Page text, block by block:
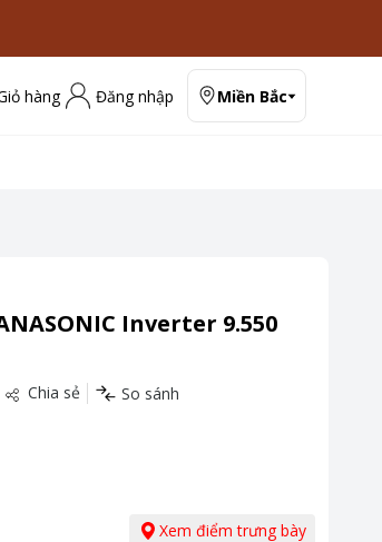
hàng Đăng nhập Miền Bắc
Inverter 9.550
Chia sẻ So sánh
Xem điểm trưng bày